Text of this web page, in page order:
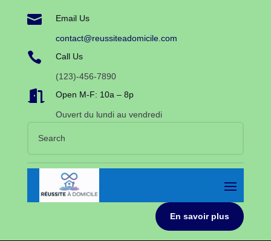
 Email Us
contact@reussiteadomicile.com
 Call Us
(123)-456-7890
 Open M-F: 10a – 8p
Ouvert du lundi au vendredi
En savoir plus